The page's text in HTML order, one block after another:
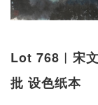
Lot 768︱宋
批 设色纸本